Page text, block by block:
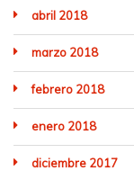
abril 2018
marzo 2018
febrero 2018
enero 2018
diciembre 2017